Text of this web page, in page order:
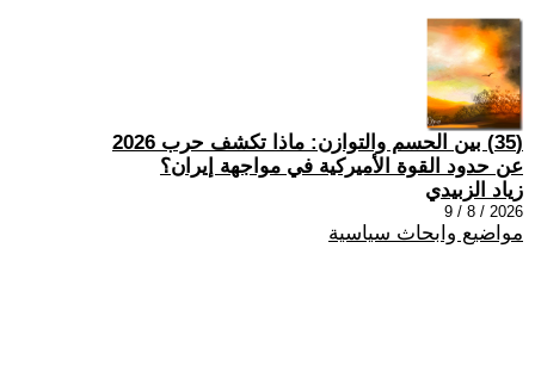
(35) بين الحسم والتوازن: ماذا تكشف حرب 2026
عن حدود القوة الأميركية في مواجهة إيران؟
زياد الزبيدي
2026 / 8 / 9
مواضيع وابحاث سياسية